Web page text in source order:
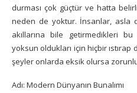
durması çok güçtür ve hatta
neden de yoktur. İnsanlar, asla
akıllarına bile getirmedikleri
yoksun oldukları için hiçbir ıstırap
şeyler onlarda eksik olursa
Adı: Modern Dünyanın Bunalımı